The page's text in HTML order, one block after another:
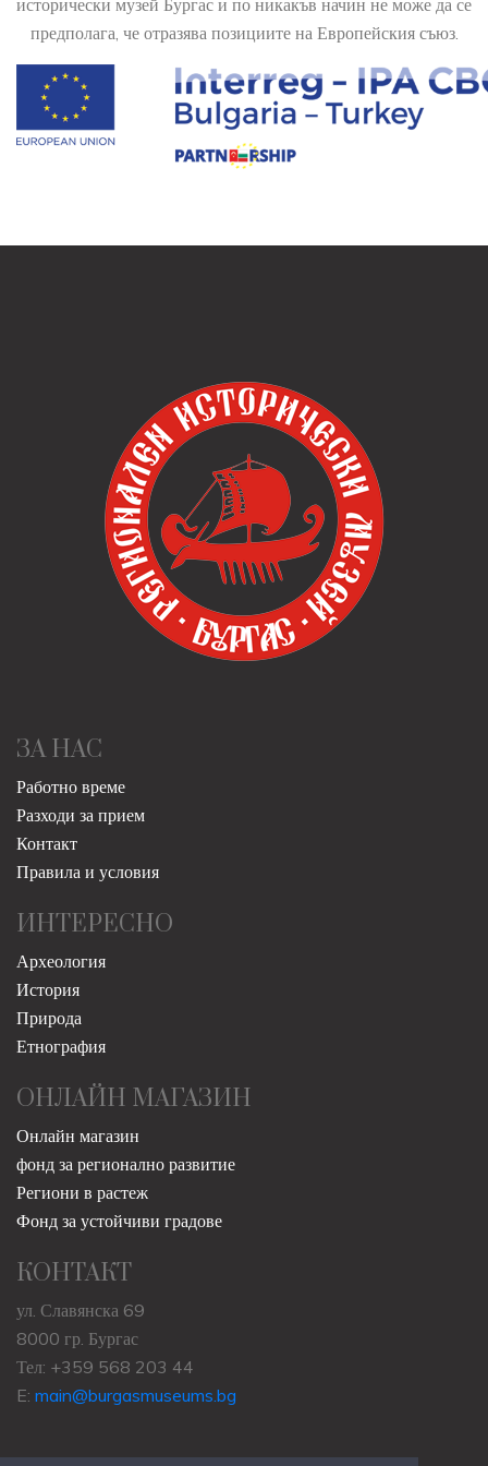
предполага, че отразява позициите на Европейския съюз.
ЗА НАС
Работно време
Разходи за прием
Контакт
Правила и условия
ИНТЕРЕСНО
Археология
История
Природа
Етнография
ОНЛАЙН МАГАЗИН
Онлайн магазин
фонд за регионално развитие
Региони в растеж
Фонд за устойчиви градове
КОНТАКТ
ул. Славянска 69
8000 гр. Бургас
Тел: +359 568 203 44
E: main@burgasmuseums.bg